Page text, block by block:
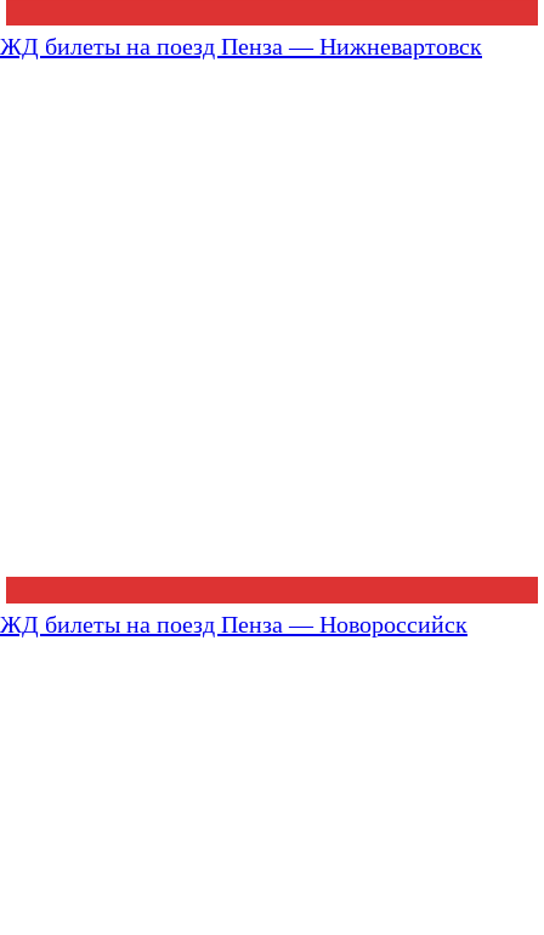
ЖД билеты на поезд Пенза — Нижневартовск
ЖД билеты на поезд Пенза — Новороссийск